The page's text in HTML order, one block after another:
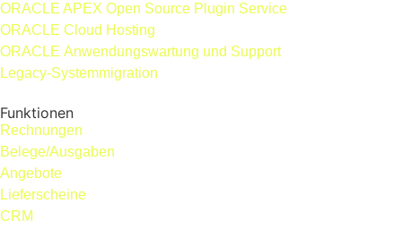
ORACLE APEX Open Source Plugin Service
ORACLE Cloud Hosting
ORACLE Anwendungs­wartung und Support
Legacy-Systemmigration
Funktionen
Rechnungen
Belege/Ausgaben
Angebote
Lieferscheine
CRM